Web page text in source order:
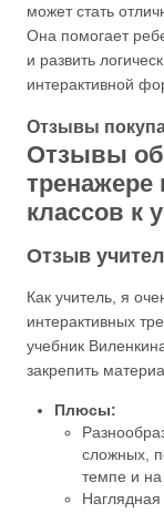
может стать
Она помогает
и развить
интерактивной
Отзывы
Отзывы об
тренажере
классов к
Отзыв
Как учитель, я
интерактивных
учебник
закрепить
Плюсы:
сложных,
темпе и
Наглядная